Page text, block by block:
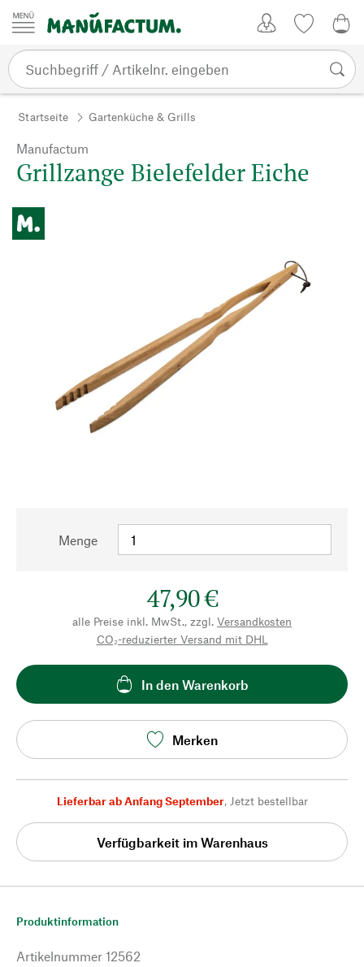
Zum Inhalt springen
Startseite Gartenküche & Grills
Manufactum
Grillzange Bielefelder Eiche
Menge
47,90 €
alle Preise inkl. MwSt., zzgl. Versandkosten
CO₂-reduzierter Versand mit DHL
In den Warenkorb
Merken
Lieferbar ab Anfang September, Jetzt bestellbar
Verfügbarkeit im Warenhaus
Produktinformation
Artikelnummer 12562